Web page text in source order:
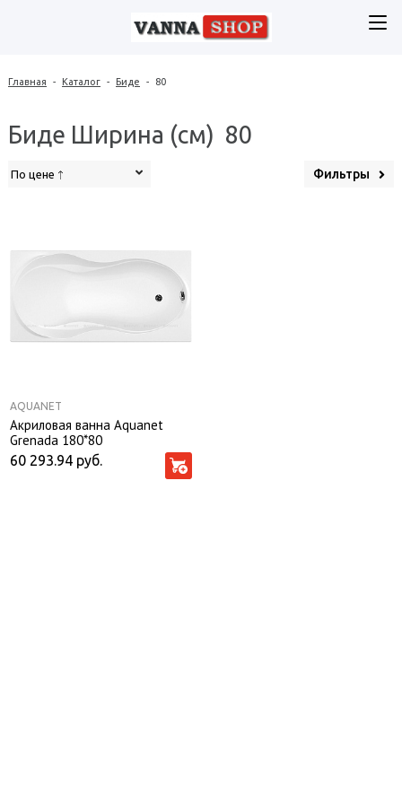
Главная - Каталог - Биде - 80
Биде Ширина (см) 80
По цене Фильтры
AQUANET
Акриловая ванна Aquanet
Grenada 180*80
60 293.94 руб.